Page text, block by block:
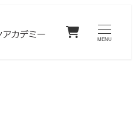
0
MENU